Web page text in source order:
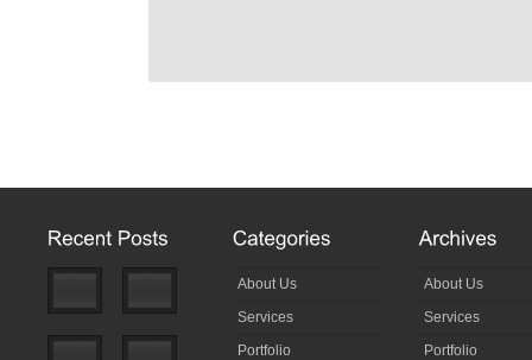
About Us
Services
Portfolio
About Us
Services
Portfolio